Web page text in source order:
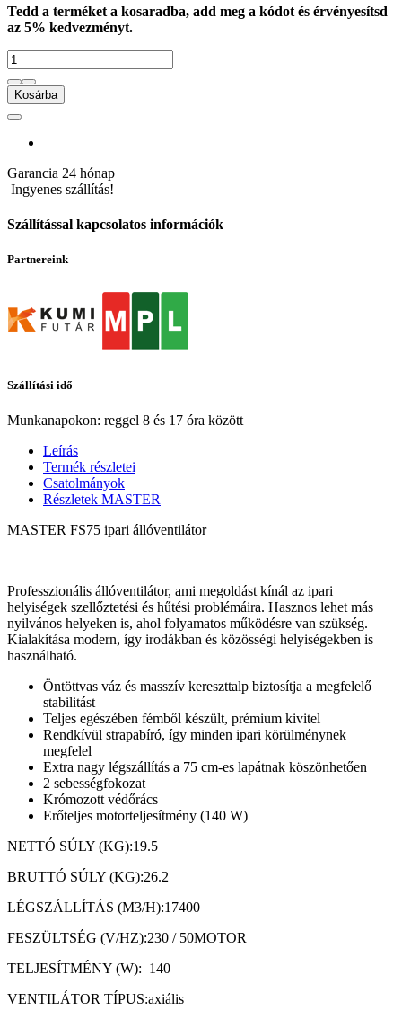
Tedd a terméket a kosaradba, add meg a kódot és érvényesítsd
az 5% kedvezményt.
Kosárba
Garancia 24 hónap
Ingyenes szállítás!
Szállítással kapcsolatos információk
Partnereink
Szállítási idő
Munkanapokon: reggel 8 és 17 óra között
Leírás
Termék részletei
Csatolmányok
Részletek MASTER
MASTER FS75 ipari állóventilátor
Professzionális állóventilátor, ami megoldást kínál az ipari
helyiségek szellőztetési és hűtési problémáira. Hasznos lehet más
nyilvános helyeken is, ahol folyamatos működésre van szükség.
Kialakítása modern, így irodákban és közösségi helyiségekben is
használható.
Öntöttvas váz és masszív kereszttalp biztosítja a megfelelő
stabilitást
Teljes egészében fémből készült, prémium kivitel
Rendkívül strapabíró, így minden ipari körülménynek
megfelel
Extra nagy légszállítás a 75 cm-es lapátnak köszönhetően
2 sebességfokozat
Krómozott védőrács
Erőteljes motorteljesítmény (140 W)
NETTÓ SÚLY (KG):19.5
BRUTTÓ SÚLY (KG):26.2
LÉGSZÁLLÍTÁS (M3/H):17400
FESZÜLTSÉG (V/HZ):230 / 50MOTOR
TELJESÍTMÉNY (W): 140
VENTILÁTOR TÍPUS:axiális